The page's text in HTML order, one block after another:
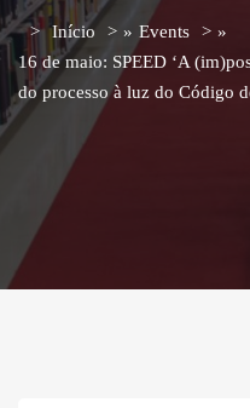
Início » Events
»
16 de maio: SPEED ‘A
do processo à luz do Código